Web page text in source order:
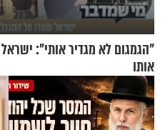
"הגמגום לא מגדיר אותי":
אותו